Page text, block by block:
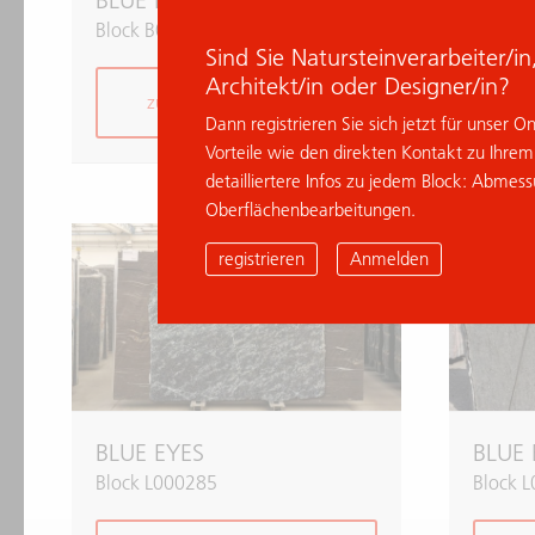
Block B011933
zur Anfrage hinzufügen
% Deal
BLUE EYES
Block L000285
BLUE
Block
Sind Sie Natursteinverarbeiter/
Architekt/in oder Designer/in?
Dann registrieren Sie sich jetzt für unser
Vorteile wie den direkten Kontakt zu
detailliertere Infos zu jedem Block:
Oberflächenbearbeitungen.
registrieren Anmelden